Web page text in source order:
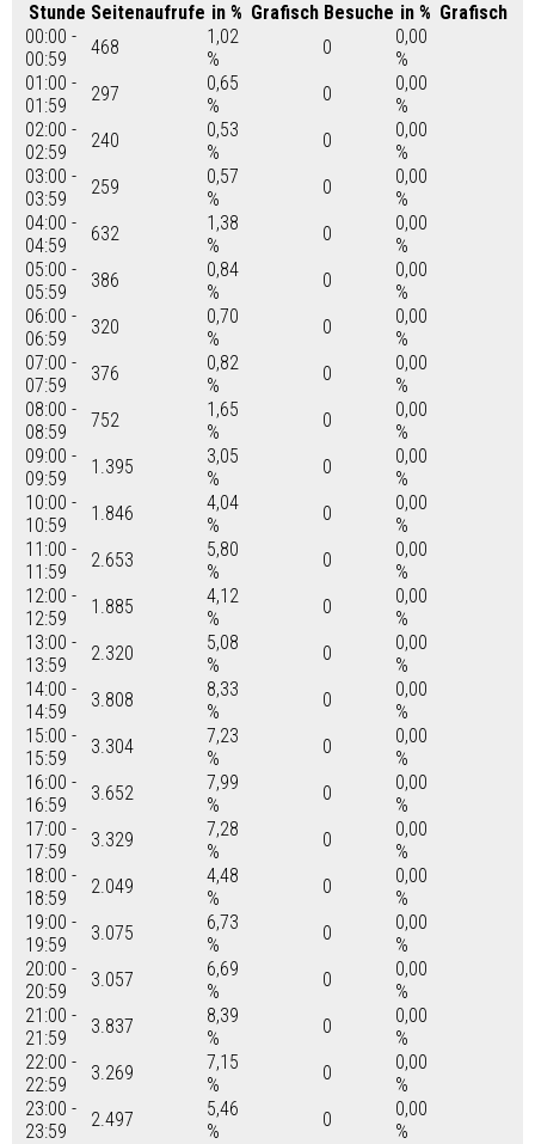
Stunde Seitenaufrufe in % Grafisch Besuche in % Grafisch
00:00 -
00:59
468
1,02
%
0
0,00
%
01:00 -
01:59
297
0,65
%
0
0,00
%
02:00 -
02:59
240
0,53
%
0
0,00
%
03:00 -
03:59
259
0,57
%
0
0,00
%
04:00 -
04:59
632
1,38
%
0
0,00
%
05:00 -
05:59
386
0,84
%
0
0,00
%
06:00 -
06:59
320
0,70
%
0
0,00
%
07:00 -
07:59
376
0,82
%
0
0,00
%
08:00 -
08:59
752
1,65
%
0
0,00
%
09:00 -
09:59
1.395
3,05
%
0
0,00
%
10:00 -
10:59
1.846
4,04
%
0
0,00
%
11:00 -
11:59
2.653
5,80
%
0
0,00
%
12:00 -
12:59
1.885
4,12
%
0
0,00
%
13:00 -
13:59
2.320
5,08
%
0
0,00
%
14:00 -
14:59
3.808
8,33
%
0
0,00
%
15:00 -
15:59
3.304
7,23
%
0
0,00
%
16:00 -
16:59
3.652
7,99
%
0
0,00
%
17:00 -
17:59
3.329
7,28
%
0
0,00
%
18:00 -
18:59
2.049
4,48
%
0
0,00
%
19:00 -
19:59
3.075
6,73
%
0
0,00
%
20:00 -
20:59
3.057
6,69
%
0
0,00
%
21:00 -
21:59
3.837
8,39
%
0
0,00
%
22:00 -
22:59
3.269
7,15
%
0
0,00
%
23:00 -
23:59
2.497
5,46
%
0
0,00
%